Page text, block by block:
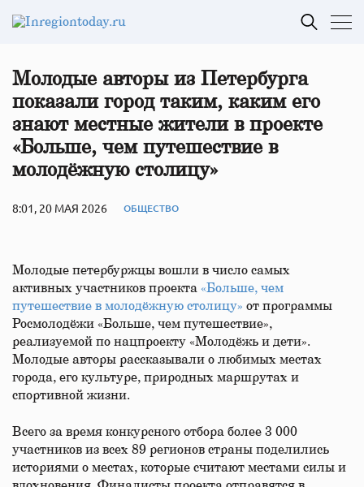
Молодые авторы из Петербурга
показали город таким, каким его
знают местные жители в проекте
«Больше, чем путешествие в
молодёжную столицу»
8:01, 20 МАЯ 2026 ОБЩЕСТВО
Молодые петербуржцы вошли в число самых
активных участников проекта «Больше, чем
путешествие в молодёжную столицу» от программы
Росмолодёжи «Больше, чем путешествие»,
реализуемой по нацпроекту «Молодёжь и дети».
Молодые авторы рассказывали о любимых местах
города, его культуре, природных маршрутах и
спортивной жизни.
Всего за время конкурсного отбора более 3 000
участников из всех 89 регионов страны поделились
историями о местах, которые считают местами силы и